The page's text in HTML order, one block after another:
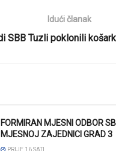
Idući članak
SBB Tuzli poklonili
FORMIRAN MJESNI ODBOR
MJESNOJ ZAJEDNICI GRAD 3
PRIJE 16 SATI